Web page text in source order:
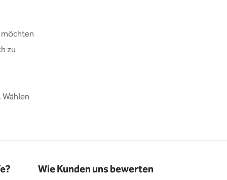
zu
Wie Kunden uns bewerten